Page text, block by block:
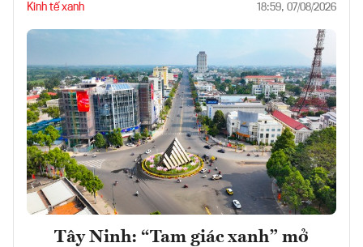
Kinh tế xanh 18:59, 07/08/2026
Tây Ninh: “Tam giác xanh” mở